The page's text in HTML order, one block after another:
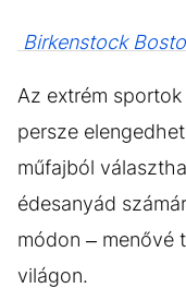
Birkenstock
Az extrém
persze
műfajból
édesanyád
módon – menővé
világon.